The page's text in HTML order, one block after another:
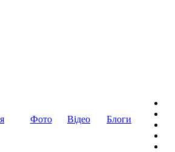
Фото Відео Блоги